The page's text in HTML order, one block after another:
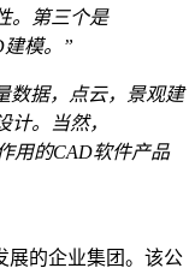
。第三个是
建模。”
数据，点云，景观建
。当然，
用的CAD软件产品
展的企业集团。该公